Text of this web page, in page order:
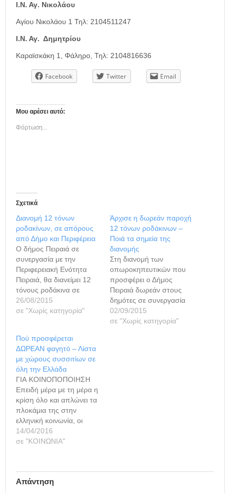
Ι.Ν. Αγ. Νικολάου
Αγίου Νικολάου 1 Τηλ: 2104511247
Ι.Ν. Αγ. Δημητρίου
Καραϊσκάκη 1, Φάληρο, Τηλ: 2104816636
Facebook Twitter Email
Μου αρέσει αυτό:
Φόρτωση...
Σχετικά
Διανομή 12 τόνων
ροδακίνων, σε απόρους
από Δήμο και Περιφέρεια
Ο δήμος Πειραιά σε
συνεργασία με την
Περιφερειακή Ενότητα
Πειραιά, θα διανείμει 12
τόνους ροδάκινα σε
αδύναμους οικονομικά
δημότες και
ανακοινώθηκε,
το πρόγραμμα διανομής
θα συνεχιστεί και με άλλα
είδη οπωροκηπευτικών
στο άμεσο μέλλον. Η
διανομή θα
πραγματοποιηθεί από
την Τετάρτη 2/9 έως την
Παρασκευή 4/9, από
τις…
26/08/2015
σε "Χωρίς κατηγορία"
Άρχισε η δωρεάν παροχή
12 τόνων ροδάκινων –
Ποιά τα σημεία της
διανομής
Στη διανομή των
οπωροκηπευτικών που
προσφέρει ο Δήμος
Πειραιά δωρεάν στους
δημότες σε συνεργασία
με την Περιφερειακή
Ενότητα Πειραιά,
02/09/2015
σε "Χωρίς κατηγορία"
Πού προσφέρεται
ΔΩΡΕΑΝ φαγητό – Λίστα
με χώρους συσσιτίων σε
όλη την Ελλάδα
ΓΙΑ ΚΟΙΝΟΠΟΠΟΙΗΣΗ
Επειδή μέρα με τη μέρα η
κρίση όλο και απλώνει τα
πλοκάμια της στην
ελληνική κοινωνία, οι
ανάγκες των
παρόχων δωρεάν
ακόμη υπάρχουν
άνθρωποι που
14/04/2016
σε "ΚΟΙΝΩΝΙΑ"
Απάντηση